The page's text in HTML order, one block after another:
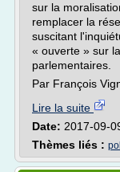
sur la
remplacer la
suscitant
« ouverte » sur
parlementaires.
Par François
Lire la suite
Date: 2017-09-
Thèmes liés :